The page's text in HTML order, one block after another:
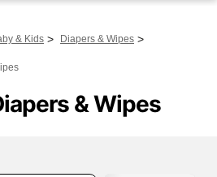
& Kids > Diapers & Wipes >
& Wipes